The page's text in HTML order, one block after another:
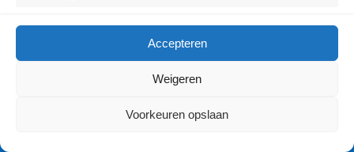
Accepteren
Weigeren
Voorkeuren opslaan